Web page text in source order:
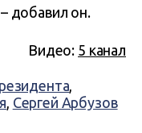
добавил он.
Видео: 5 канал
,
, Сергей Арбузов